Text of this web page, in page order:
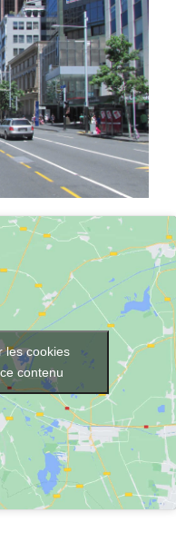
les cookies
contenu